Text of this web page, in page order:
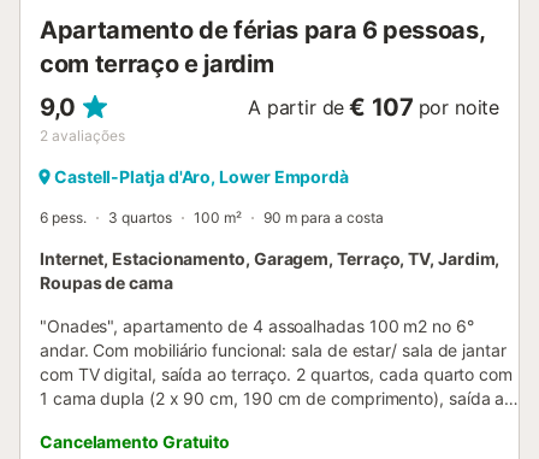
Apartamento de férias para 6 pessoas,
com terraço e jardim
9,0
2 avaliações
A partir de € 107 por noite
Castell-Platja d'Aro, Lower Empordà
6 pess. 3 quartos 100 m² 90 m para a costa
Internet, Estacionamento, Garagem, Terraço, TV, Jardim,
Roupas de cama
"Onades", apartamento de 4 assoalhadas 100 m2 no 6°
andar. Com mobiliário funcional: sala de estar/ sala de jantar
com TV digital, saída ao terraço. 2 quartos, cada quarto com
1 cama dupla (2 x 90 cm, 190 cm de comprimento), saída ao
comprimento), saída ao terraço. Cozinha (forno, 2 placas de
Cancelamento Gratuito